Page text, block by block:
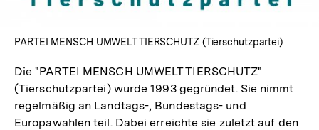
PARTEI MENSCH UMWELT TIERSCHUTZ (Tierschutzpartei)
Die "PARTEI MENSCH UMWELT TIERSCHUTZ"
(Tierschutzpartei) wurde 1993 gegründet. Sie nimmt
regelmäßig an Landtags-, Bundestags- und
Europawahlen teil. Dabei erreichte sie zuletzt auf den